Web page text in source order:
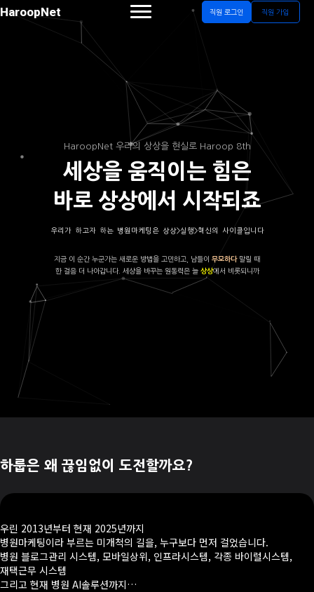
HaroopNet 직원 로그인 직원 가입
HaroopNet 우리의 상상을 현실로 Haroop 8th
세상을 움직이는 힘은
바로 상상에서 시작되죠
우리가 하고자 하는 병원마케팅은 상상>실행>혁신의 사이클입니다
지금 이 순간 누군가는 새로운 방법을 고민하고, 남들이 무모하다말릴 때
한 걸음 더 나아갑니다. 세상을 바꾸는 원동력은 늘 상상에서 비롯되니까
하룹은 왜 끊임없이 도전할까요?
우린 2013년부터 현재 2025년까지
병원마케팅이라 부르는 미개척의 길을, 누구보다 먼저 걸었습니다.
병원 블로그관리 시스템, 모바일상위, 인프라시스템, 각종 바이럴시스템,
재택근무 시스템
그리고 현재 병원 AI솔루션까지…